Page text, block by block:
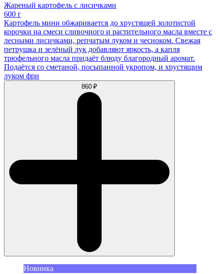
Жареный картофель с лисичками
600 г
Картофель мини обжаривается до хрустящей золотистой
корочки на смеси сливочного и растительного масла вместе с
лесными лисичками, репчатым луком и чесноком. Свежая
петрушка и зелёный лук добавляют яркость, а капля
трюфельного масла придаёт блюду благородный аромат.
Подаётся со сметаной, посыпанной укропом, и хрустящим
луком фри
860 ₽
Новинка